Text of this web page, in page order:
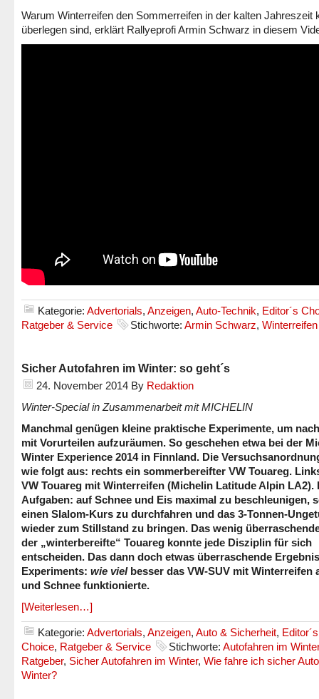
Warum Winterreifen den Sommerreifen in der kalten Jahreszeit
überlegen sind, erklärt Rallyeprofi Armin Schwarz in diesem
Kategorie: Advertorials, Anzeigen, Auto-Technik, Editor´s
Ratgeber & Service
Stichworte: Armin Schwarz, Winterreifen
Sicher Autofahren im Winter: so geht´s
24. November 2014 By Redaktion
Winter-Special in Zusammenarbeit mit MICHELIN
Manchmal genügen kleine praktische Experimente, um
mit Vorurteilen aufzuräumen. So geschehen etwa bei der
Winter Experience 2014 in Finnland. Die
wie folgt aus: rechts ein sommerbereifter VW Touareg.
VW Touareg mit Winterreifen (Michelin Latitude Alpin LA2).
Aufgaben: auf Schnee und Eis maximal zu beschleunigen,
einen Slalom-Kurs zu durchfahren und das 3-Tonnen-
wieder zum Stillstand zu bringen. Das wenig
der „winterbereifte“ Touareg konnte jede Disziplin für sich
entscheiden. Das dann doch etwas überraschende
Experiments: wie vielbesser das VW-SUV mit Winterreifen
und Schnee funktionierte.
[Weiterlesen…]
Kategorie: Advertorials, Anzeigen, Auto & Sicherheit, Editor´s
Choice, Ratgeber & Service Stichworte: Autofahren im Winter
Ratgeber, Sicher Autofahren im Winter, Wie fahre ich sicher
Winter?